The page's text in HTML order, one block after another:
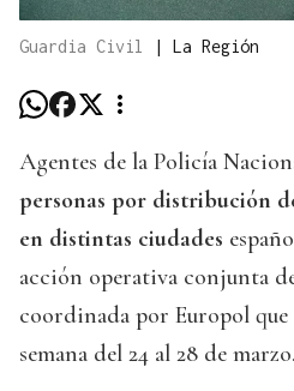
Guardia Civil | La Región
Agentes de la Policía
personas por distribución
en distintas ciudades
acción operativa conjunta de
coordinada por Europol
semana del 24 al 28 de marzo.